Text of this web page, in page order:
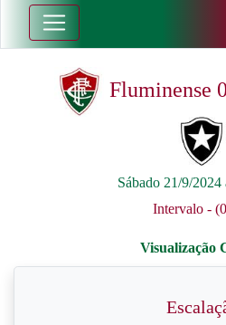
Fluminense
Sábado 21/9/2024
Intervalo -